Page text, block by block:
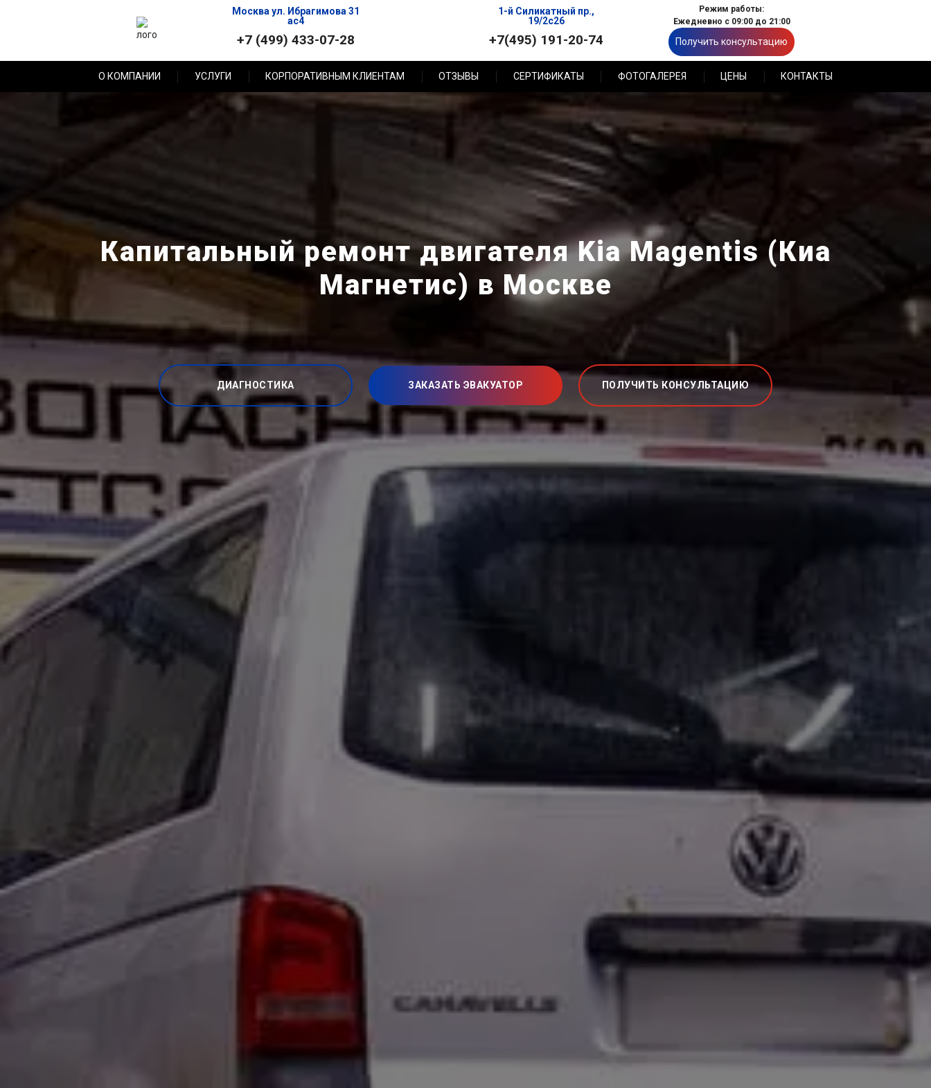
Москва ул. Ибрагимова 31
ас4
+7 (499) 433-07-28
1-й Силикатный пр.,
19/2с26
+7(495) 191-20-74
Режим работы:
Ежедневно с 09:00 до 21:00
Получить консультацию
О КОМПАНИИ УСЛУГИ КОРПОРАТИВНЫМ КЛИЕНТАМ ОТЗЫВЫ СЕРТИФИКАТЫ ФОТОГАЛЕРЕЯ ЦЕНЫ КОНТАКТЫ
Капитальный ремонт двигателя Kia Magentis (Киа
Магнетис) в Москве
ДИАГНОСТИКА ЗАКАЗАТЬ ЭВАКУАТОР ПОЛУЧИТЬ КОНСУЛЬТАЦИЮ